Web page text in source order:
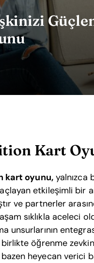
Kart
oyunu,yalnızca
etkileşimli bir
ve partnerler
sıklıkla aceleci
unsurlarının
öğrenme
heyecan verici